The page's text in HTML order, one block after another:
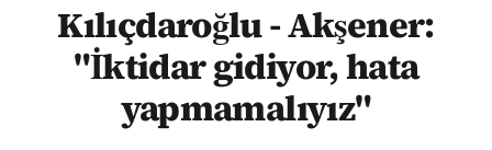
Kılıçdaroğlu - Akşener:
"İktidar gidiyor, hata
yapmamalıyız"